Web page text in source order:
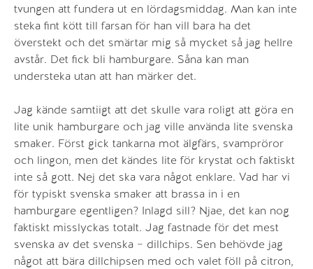
tvungen att fundera ut en lördagsmiddag. Man kan inte
steka fint kött till farsan för han vill bara ha det
överstekt och det smärtar mig så mycket så jag hellre
avstår. Det fick bli hamburgare. Såna kan man
understeka utan att han märker det.
Jag kände samtiigt att det skulle vara roligt att göra en
lite unik hamburgare och jag ville använda lite svenska
smaker. Först gick tankarna mot älgfärs, svampröror
och lingon, men det kändes lite för krystat och faktiskt
inte så gott. Nej det ska vara något enklare. Vad har vi
för typiskt svenska smaker att brassa in i en
hamburgare egentligen? Inlagd sill? Njae, det kan nog
faktiskt misslyckas totalt. Jag fastnade för det mest
svenska av det svenska – dillchips. Sen behövde jag
något att bära dillchipsen med och valet föll på citron,